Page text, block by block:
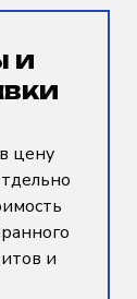
и
цену
и